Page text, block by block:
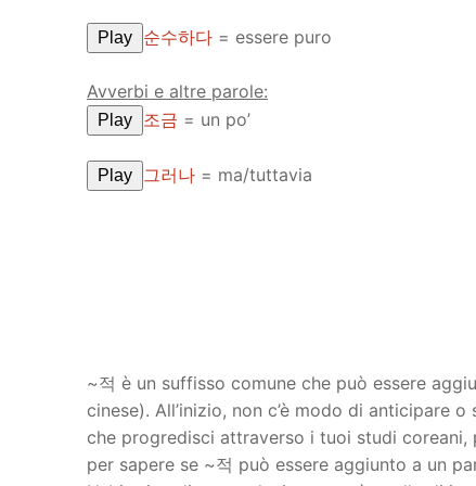
Play 순수하다 = essere puro
Avverbi e altre parole:
Play 조금 = un po’
Play 그러나 = ma/tuttavia
~적 è un suffisso comune che può essere
cinese). All’inizio, non c’è modo di anticipare
che progredisci attraverso i tuoi studi coreani,
per sapere se ~적 può essere aggiunto a un